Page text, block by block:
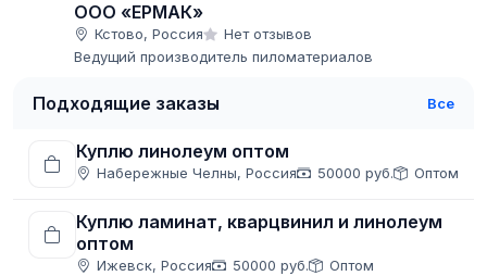
ООО «ЕРМАК»
Кстово, Россия
Нет отзывов
Ведущий производитель пиломатериалов
Подходящие заказы Все
Куплю линолеум оптом
Набережные Челны, Россия 50000 руб. Оптом
Куплю ламинат, кварцвинил и линолеум
оптом
Ижевск, Россия 50000 руб. Оптом